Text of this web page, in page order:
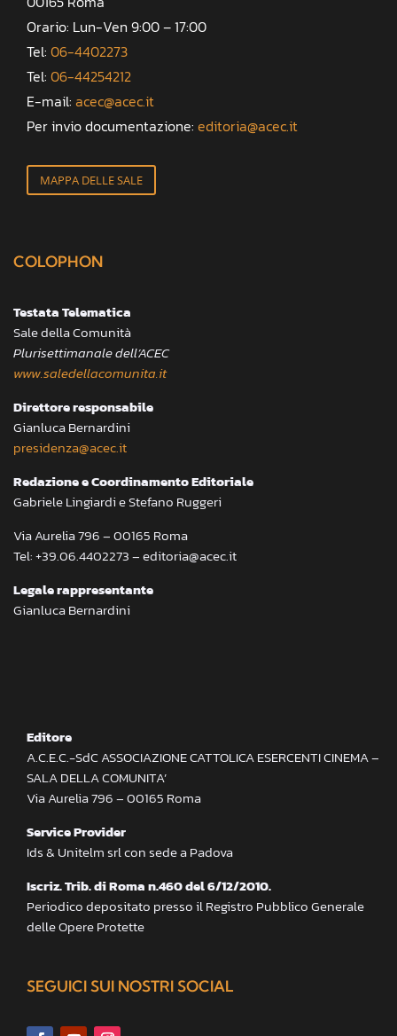
Orario: Lun-Ven 9:00 – 17:00
Tel: 06-4402273
Tel: 06-44254212
E-mail: acec@acec.it
Per invio documentazione: editoria@acec.it
MAPPA DELLE SALE
COLOPHON
Testata Telematica
Sale della Comunità
Plurisettimanale dell’ACEC
www.saledellacomunita.it
Direttore responsabile
Gianluca Bernardini
presidenza@acec.it
Redazione e Coordinamento Editoriale
Gabriele Lingiardi e Stefano Ruggeri
Via Aurelia 796 – 00165 Roma
Tel: +39.06.4402273 – editoria@acec.it
Legale rappresentante
Gianluca Bernardini
Editore
A.C.E.C.-SdC ASSOCIAZIONE CATTOLICA ESERCENTI CINEMA –
SALA DELLA COMUNITA’
Via Aurelia 796 – 00165 Roma
Service Provider
Ids & Unitelm srl con sede a Padova
Iscriz. Trib. di Roma n.460 del 6/12/2010.
Periodico depositato presso il Registro Pubblico Generale
delle Opere Protette
SEGUICI SUI NOSTRI SOCIAL